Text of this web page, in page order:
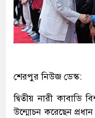
শেরপুর নিউজ ডেস্ক:
দ্বিতীয় নারী কাবাডি
উন্মোচন করেছেন